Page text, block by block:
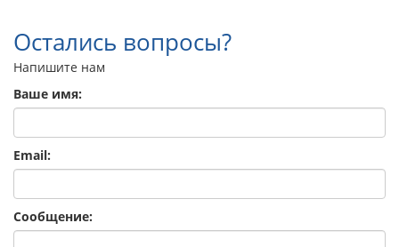
Остались вопросы?
Напишите нам
Ваше имя:
Email:
Сообщение: